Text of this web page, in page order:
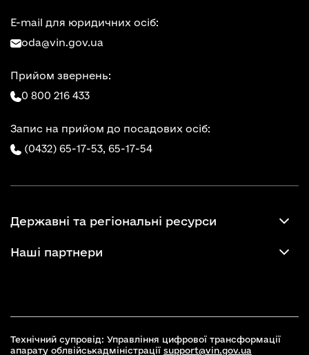
E-mail для юридичних осіб:
oda@vin.gov.ua
Прийом звернень:
0 800 216 433
Запис на прийом до посадових осіб:
(0432) 65-17-53, 65-17-54
Державні та регіональні ресурси
Наші партнери
Технічний супровід: Управління цифрової трансформації
апарату облвійськадміністрації support@vin.gov.ua